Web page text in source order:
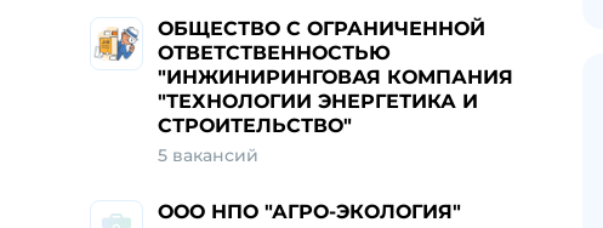
ОБЩЕСТВО С ОГРАНИЧЕННОЙ
ОТВЕТСТВЕННОСТЬЮ
"ИНЖИНИРИНГОВАЯ КОМПАНИЯ
"ТЕХНОЛОГИИ ЭНЕРГЕТИКА И
СТРОИТЕЛЬСТВО"
5 вакансий
ООО НПО "АГРО-ЭКОЛОГИЯ"